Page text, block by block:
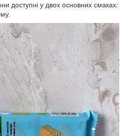
доступні у двох основних смаках: